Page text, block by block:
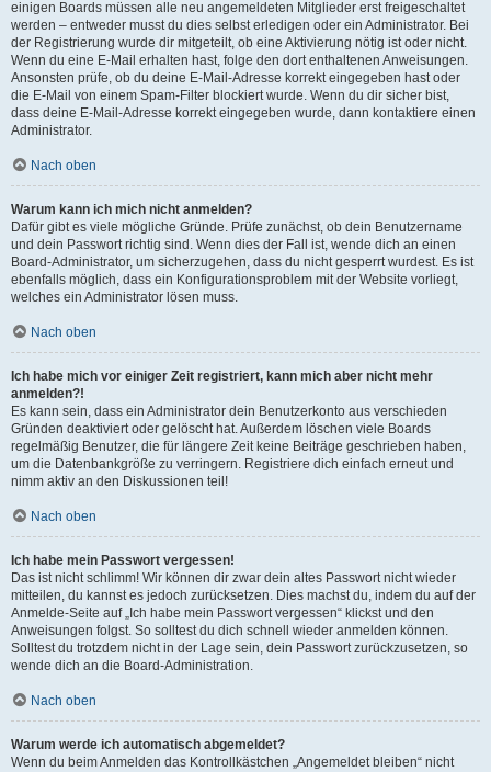
einigen Boards müssen alle neu angemeldeten Mitglieder erst freigeschaltet
werden – entweder musst du dies selbst erledigen oder ein Administrator. Bei
der Registrierung wurde dir mitgeteilt, ob eine Aktivierung nötig ist oder nicht.
Wenn du eine E-Mail erhalten hast, folge den dort enthaltenen Anweisungen.
Ansonsten prüfe, ob du deine E-Mail-Adresse korrekt eingegeben hast oder
die E-Mail von einem Spam-Filter blockiert wurde. Wenn du dir sicher bist,
dass deine E-Mail-Adresse korrekt eingegeben wurde, dann kontaktiere einen
Administrator.
Nach oben
Warum kann ich mich nicht anmelden?
Dafür gibt es viele mögliche Gründe. Prüfe zunächst, ob dein Benutzername
und dein Passwort richtig sind. Wenn dies der Fall ist, wende dich an einen
Board-Administrator, um sicherzugehen, dass du nicht gesperrt wurdest. Es ist
ebenfalls möglich, dass ein Konfigurationsproblem mit der Website vorliegt,
welches ein Administrator lösen muss.
Nach oben
Ich habe mich vor einiger Zeit registriert, kann mich aber nicht mehr
anmelden?!
Es kann sein, dass ein Administrator dein Benutzerkonto aus verschieden
Gründen deaktiviert oder gelöscht hat. Außerdem löschen viele Boards
regelmäßig Benutzer, die für längere Zeit keine Beiträge geschrieben haben,
um die Datenbankgröße zu verringern. Registriere dich einfach erneut und
nimm aktiv an den Diskussionen teil!
Nach oben
Ich habe mein Passwort vergessen!
Das ist nicht schlimm! Wir können dir zwar dein altes Passwort nicht wieder
mitteilen, du kannst es jedoch zurücksetzen. Dies machst du, indem du auf der
Anmelde-Seite auf „Ich habe mein Passwort vergessen“ klickst und den
Anweisungen folgst. So solltest du dich schnell wieder anmelden können.
Solltest du trotzdem nicht in der Lage sein, dein Passwort zurückzusetzen, so
wende dich an die Board-Administration.
Nach oben
Warum werde ich automatisch abgemeldet?
Wenn du beim Anmelden das Kontrollkästchen „Angemeldet bleiben“ nicht